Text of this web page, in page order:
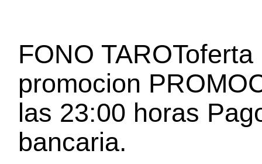
FONO TAROToferta
promocion
las 23:00 horas
bancaria.